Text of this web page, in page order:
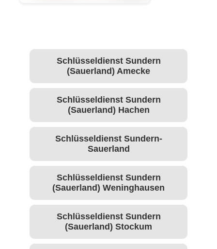
Schlüsseldienst Sundern
(Sauerland) Amecke
Schlüsseldienst Sundern
(Sauerland) Hachen
Schlüsseldienst Sundern-
Sauerland
Schlüsseldienst Sundern
(Sauerland) Weninghausen
Schlüsseldienst Sundern
(Sauerland) Stockum